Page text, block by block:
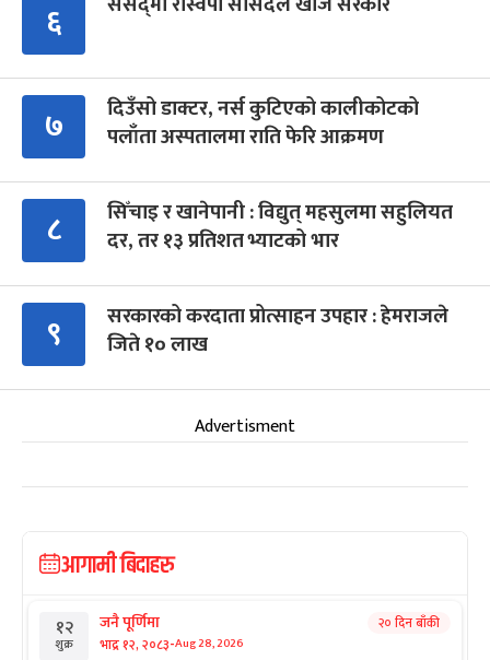
६
७
दिउँसो डाक्टर, नर्स कुटिएको कालीकोटको
पलाँता अस्पतालमा राति फेरि आक्रमण
८
सिँचाइ र खानेपानी : विद्युत् महसुलमा सहुलियत
दर, तर १३ प्रतिशत भ्याटको भार
९
सरकारको करदाता प्रोत्साहन उपहार : हेमराजले
जिते १० लाख
Advertisment
आगामी बिदाहरु
१२
शुक्र
जनै पूर्णिमा
भाद्र १२, २०८३-Aug 28, 2026
२० दिन बाँकी